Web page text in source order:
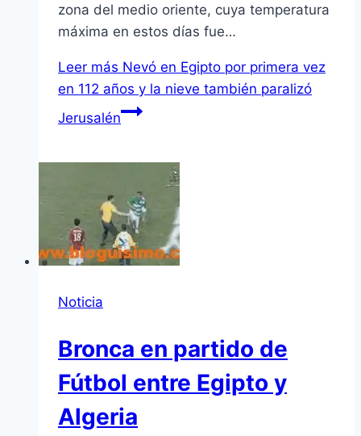
zona del medio oriente, cuya temperatura
máxima en estos días fue…
Leer más Nevó en Egipto por primera vez
en 112 años y la nieve también paralizó
Jerusalén
Noticia
Bronca en partido de
Fútbol entre Egipto y
Algeria